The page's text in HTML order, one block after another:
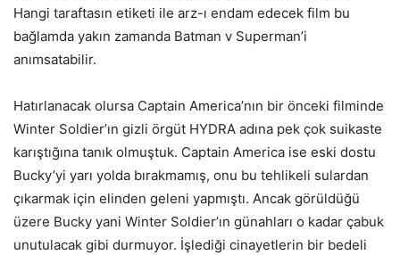
Hangi taraftasın etiketi ile arz-ı endam edecek film bu
bağlamda yakın zamanda Batman v Superman’i
anımsatabilir.
Hatırlanacak olursa Captain America’nın bir önceki filminde
Winter Soldier’ın gizli örgüt HYDRA adına pek çok suikaste
karıştığına tanık olmuştuk. Captain America ise eski dostu
Bucky’yi yarı yolda bırakmamış, onu bu tehlikeli sulardan
çıkarmak için elinden geleni yapmıştı. Ancak görüldüğü
üzere Bucky yani Winter Soldier’ın günahları o kadar çabuk
unutulacak gibi durmuyor. İşlediği cinayetlerin bir bedeli